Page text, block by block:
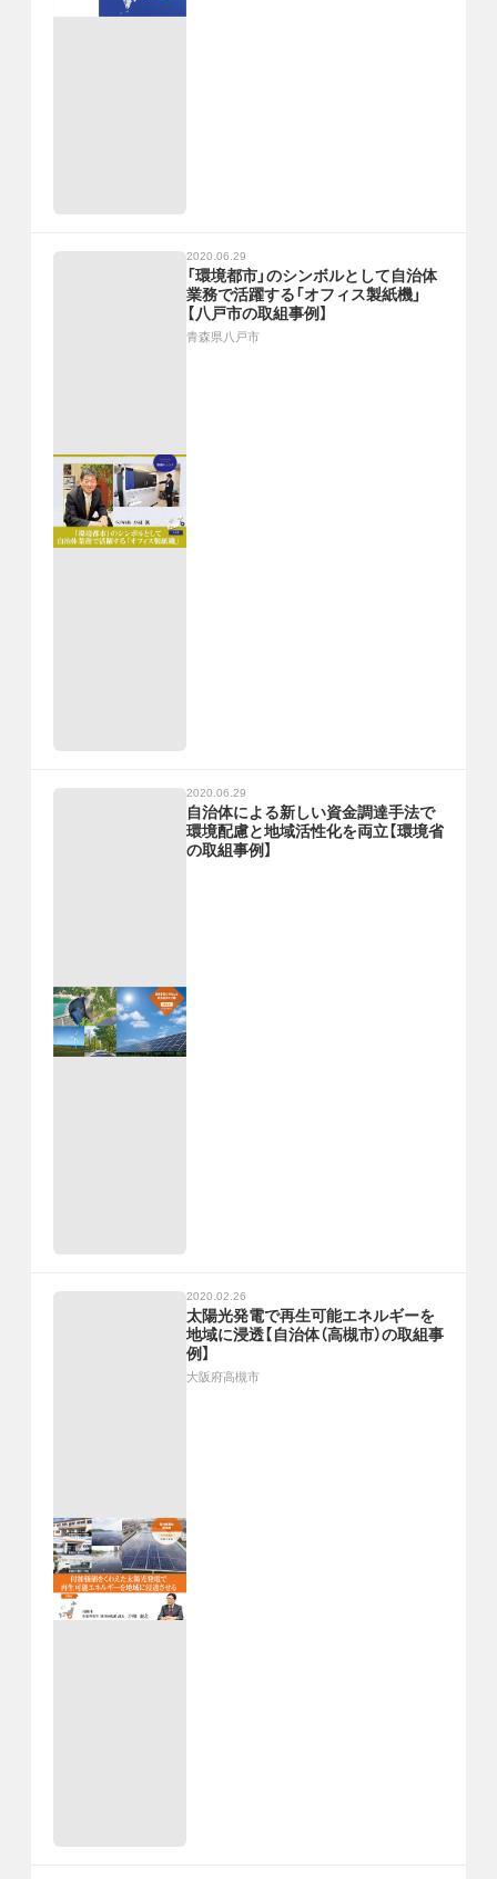
2020.06.29
「環境都市」のシンボルとして自治体
業務で活躍する「オフィス製紙機」
【八戸市の取組事例】
青森県八戸市
2020.06.29
自治体による新しい資金調達手法で
環境配慮と地域活性化を両立【環境省
の取組事例】
2020.02.26
太陽光発電で再生可能エネルギーを
地域に浸透【自治体（高槻市）の取組事
例】
大阪府高槻市